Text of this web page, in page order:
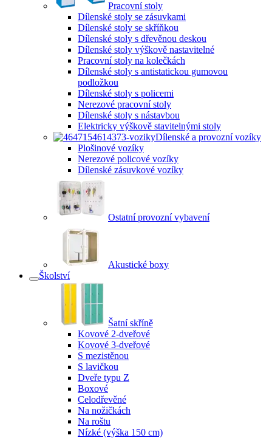
Pracovní stoly
Dílenské stoly se zásuvkami
Dílenské stoly se skříňkou
Dílenské stoly s dřevěnou deskou
Dílenské stoly výškově nastavitelné
Pracovní stoly na kolečkách
Dílenské stoly s antistatickou gumovou
podložkou
Dílenské stoly s policemi
Nerezové pracovní stoly
Dílenské stoly s nástavbou
Elektricky výškově stavitelnými stoly
Dílenské a provozní vozíky
Plošinové vozíky
Nerezové policové vozíky
Dílenské zásuvkové vozíky
Ostatní provozní vybavení
Akustické boxy
Školství
Šatní skříně
Kovové 2-dveřové
Kovové 3-dveřové
S mezistěnou
S lavičkou
Dveře typu Z
Boxové
Celodřevěné
Na nožičkách
Na roštu
Nízké (výška 150 cm)